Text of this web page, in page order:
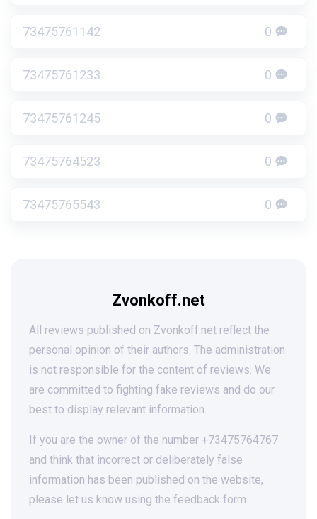
73475761142 0
73475761233 0
73475761245 0
73475764523 0
73475765543 0
Zvonkoff.net
All reviews published on Zvonkoff.net reflect the
personal opinion of their authors. The administration
is not responsible for the content of reviews. We
are committed to fighting fake reviews and do our
best to display relevant information.
If you are the owner of the number +73475764767
and think that incorrect or deliberately false
information has been published on the website,
please let us know using the feedback form.